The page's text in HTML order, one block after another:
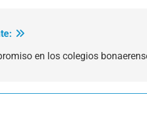
en los colegios